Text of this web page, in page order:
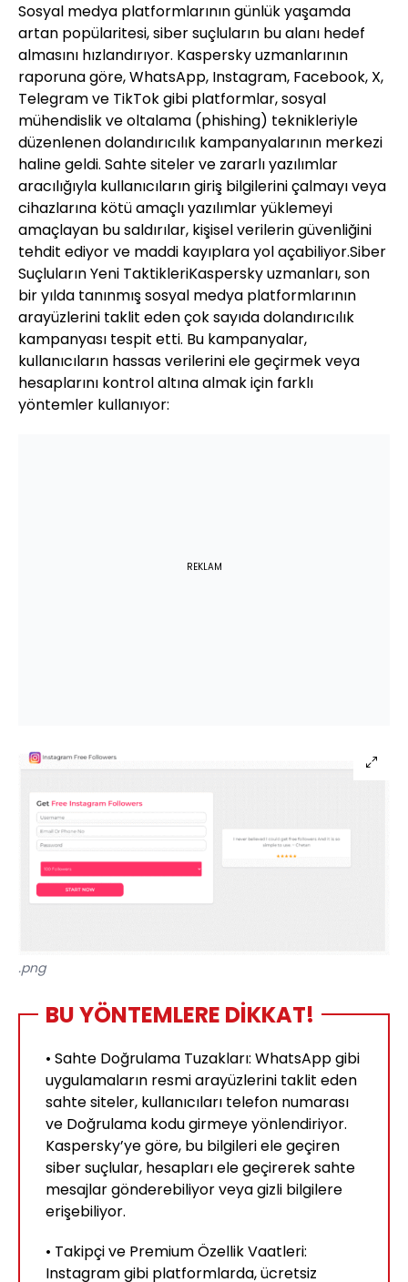
Sosyal medya platformlarının günlük yaşamda
artan popülaritesi, siber suçluların bu alanı hedef
almasını hızlandırıyor. Kaspersky uzmanlarının
raporuna göre, WhatsApp, Instagram, Facebook, X,
Telegram ve TikTok gibi platformlar, sosyal
mühendislik ve oltalama (phishing) teknikleriyle
düzenlenen dolandırıcılık kampanyalarının merkezi
haline geldi. Sahte siteler ve zararlı yazılımlar
aracılığıyla kullanıcıların giriş bilgilerini çalmayı veya
cihazlarına kötü amaçlı yazılımlar yüklemeyi
amaçlayan bu saldırılar, kişisel verilerin güvenliğini
tehdit ediyor ve maddi kayıplara yol açabiliyor.Siber
Suçluların Yeni TaktikleriKaspersky uzmanları, son
bir yılda tanınmış sosyal medya platformlarının
arayüzlerini taklit eden çok sayıda dolandırıcılık
kampanyası tespit etti. Bu kampanyalar,
kullanıcıların hassas verilerini ele geçirmek veya
hesaplarını kontrol altına almak için farklı
yöntemler kullanıyor:
REKLAM
.png
BU YÖNTEMLERE DİKKAT!
• Sahte Doğrulama Tuzakları: WhatsApp gibi
uygulamaların resmi arayüzlerini taklit eden
sahte siteler, kullanıcıları telefon numarası
ve Doğrulama kodu girmeye yönlendiriyor.
Kaspersky’ye göre, bu bilgileri ele geçiren
siber suçlular, hesapları ele geçirerek sahte
mesajlar gönderebiliyor veya gizli bilgilere
erişebiliyor.
• Takipçi ve Premium Özellik Vaatleri:
Instagram gibi platformlarda, ücretsiz